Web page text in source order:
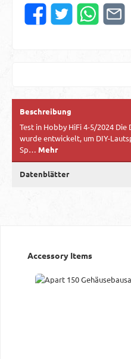
Beschreibung
Test in Hobby HiFi 4-5/2024
wurde entwickelt, um DIY-
Sp… Mehr
Datenblätter
Produktgalerie überspringen
Accessory Items